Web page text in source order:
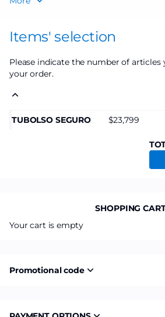
una (1) boleta.
Items' selection
Please indicate the number of articles
your order.
TUBOLSO SEGURO 23,799
SHOPPING
Your cart is empty
Promotional code